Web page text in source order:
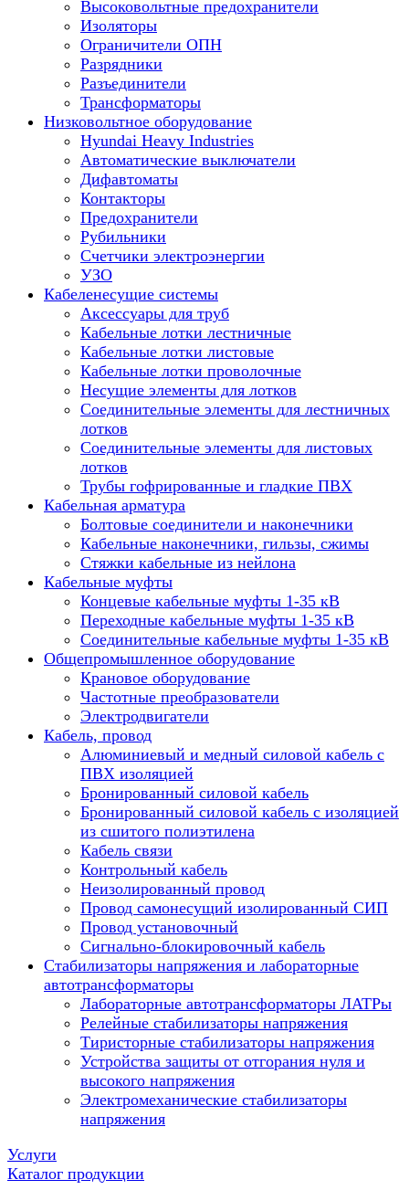
Высоковольтные предохранители
Изоляторы
Ограничители ОПН
Разрядники
Разъединители
Трансформаторы
Низковольтное оборудование
Hyundai Heavy Industries
Автоматические выключатели
Дифавтоматы
Контакторы
Предохранители
Рубильники
Счетчики электроэнергии
УЗО
Кабеленесущие системы
Аксессуары для труб
Кабельные лотки лестничные
Кабельные лотки листовые
Кабельные лотки проволочные
Несущие элементы для лотков
Соединительные элементы для лестничных
лотков
Соединительные элементы для листовых
лотков
Трубы гофрированные и гладкие ПВХ
Кабельная арматура
Болтовые соединители и наконечники
Кабельные наконечники, гильзы, сжимы
Стяжки кабельные из нейлона
Кабельные муфты
Концевые кабельные муфты 1-35 кВ
Переходные кабельные муфты 1-35 кВ
Соединительные кабельные муфты 1-35 кВ
Общепромышленное оборудование
Крановое оборудование
Частотные преобразователи
Электродвигатели
Кабель, провод
Алюминиевый и медный силовой кабель с
ПВХ изоляцией
Бронированный силовой кабель
Бронированный силовой кабель с изоляцией
из сшитого полиэтилена
Кабель связи
Контрольный кабель
Неизолированный провод
Провод самонесущий изолированный СИП
Провод установочный
Сигнально-блокировочный кабель
Стабилизаторы напряжения и лабораторные
автотрансформаторы
Лабораторные автотрансформаторы ЛАТРы
Релейные стабилизаторы напряжения
Тиристорные стабилизаторы напряжения
Устройства защиты от отгорания нуля и
высокого напряжения
Электромеханические стабилизаторы
напряжения
Услуги
Каталог продукции